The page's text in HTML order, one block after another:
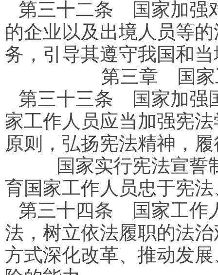
第三十二条 国家加强
的企业以及出境人员等
务，引导其遵守我国和
第三章 国家
第三十三条 国家加强
家工作人员应当加强宪
原则，弘扬宪法精神，
国家实行宪法宣誓
育国家工作人员忠于宪
第三十四条 国家工作
法，树立依法履职的法
方式深化改革、推动发